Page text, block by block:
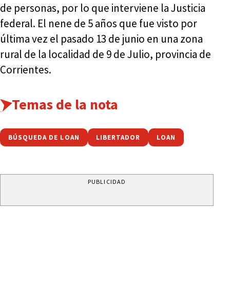
de personas, por lo que interviene la Justicia
federal. El nene de 5 años que fue visto por
última vez el pasado 13 de junio en una zona
rural de la localidad de 9 de Julio, provincia de
Corrientes.
Temas de la nota
BÚSQUEDA DE LOAN LIBERTADOR LOAN
PUBLICIDAD